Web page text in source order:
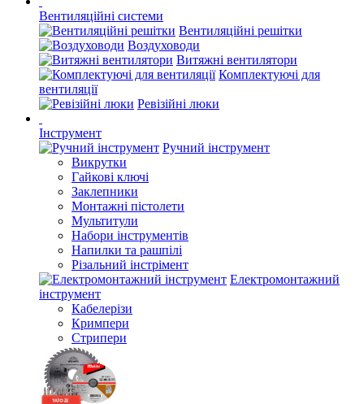
Вентиляційні системи
Вентиляційні решітки
Воздуховоди
Витяжні вентилятори
Комплектуючі для
вентиляції
Ревізійні люки
Інструмент
Ручний інструмент
Викрутки
Гайкові ключі
Заклепники
Монтажні пістолети
Мультитули
Набори інструментів
Напилки та рашпілі
Різальний інстрімент
Електромонтажний
інструмент
Кабелерізи
Кримпери
Стрипери